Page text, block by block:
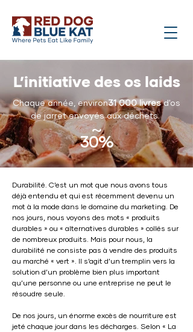
L’initiative des os laids
Chaque année, environ31 000 livresd'os
de jarret envoyés aux déchets.
30%
~
Durabilité. C’est un mot que nous avons tous
déjà entendu et qui est récemment devenu un
mot à la mode dans le domaine du marketing. De
nos jours, nous voyons des mots « produits
durables » ou « alternatives durables » collés sur
de nombreux produits. Mais pour nous, la
durabilité ne consiste pas à vendre des produits
au marché « vert ». Il s’agit d’un tremplin vers la
solution d’un problème bien plus important
qu’une personne ou une entreprise ne peut le
résoudre seule.
De nos jours, un énorme excès de nourriture est
jeté chaque jour dans les décharges. Selon « La